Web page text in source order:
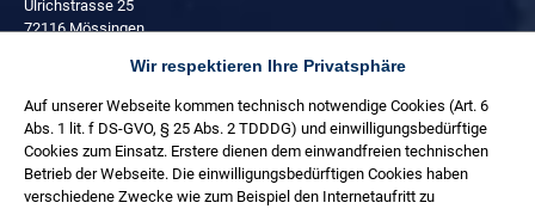
Ulrichstrasse 25
72116 Mössingen
Täglich:
08:00 - 17:00 Uhr
Freitag:
08:00 - 14:30 Uhr
Wir respektieren Ihre Privatsphäre
Auf unserer Webseite kommen technisch notwendige Cookies (Art. 6
Abs. 1 lit. f DS-GVO, § 25 Abs. 2 TDDDG) und einwilligungsbedürftige
Cookies zum Einsatz. Erstere dienen dem einwandfreien technischen
Betrieb der Webseite. Die einwilligungsbedürftigen Cookies haben
verschiedene Zwecke wie zum Beispiel den Internetaufritt zu